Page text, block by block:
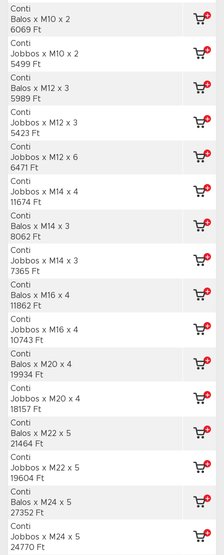
Conti
Balos x M10 x 2
6069 Ft
Conti
Jobbos x M10 x 2
5499 Ft
Conti
Balos x M12 x 3
5989 Ft
Conti
Jobbos x M12 x 3
5423 Ft
Conti
Jobbos x M12 x 6
6471 Ft
Conti
Jobbos x M14 x 4
11674 Ft
Conti
Balos x M14 x 3
8062 Ft
Conti
Jobbos x M14 x 3
7365 Ft
Conti
Balos x M16 x 4
11862 Ft
Conti
Jobbos x M16 x 4
10743 Ft
Conti
Balos x M20 x 4
19934 Ft
Conti
Jobbos x M20 x 4
18157 Ft
Conti
Balos x M22 x 5
21464 Ft
Conti
Jobbos x M22 x 5
19604 Ft
Conti
Balos x M24 x 5
27352 Ft
Conti
Jobbos x M24 x 5
24770 Ft